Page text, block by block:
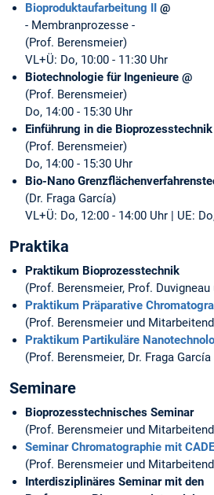
Bioproduktaufarbeitung II @
- Membranprozesse -
(Prof. Berensmeier)
VL+Ü: Do, 10:00 - 11:30 Uhr
Biotechnologie für Ingenieure @
(Prof. Berensmeier)
Do, 14:00 - 15:30 Uhr
Einführung in die
(Prof. Berensmeier)
Do, 14:00 - 15:30 Uhr
Bio-Nano
(Dr. Fraga García)
VL+Ü: Do, 12:00 - 14:00 Uhr | UE:
Praktika
Praktikum Bioprozesstechnik
(Prof. Berensmeier, Prof.
Praktikum Präparative
(Prof. Berensmeier und
Praktikum Partikuläre
(Prof. Berensmeier, Dr. Fraga
Seminare
Bioprozesstechnisches Seminar
(Prof. Berensmeier und
Seminar Chromatographie mit
(Prof. Berensmeier und
Interdisziplinäres Seminar mit den